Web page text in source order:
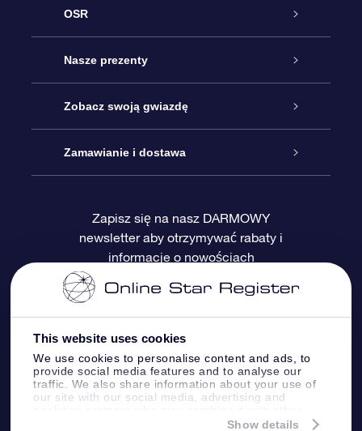
This website uses cookies
We use cookies to personalise content and ads, to
provide social media features and to analyse our
traffic. We also share information about your use of
our site with our social media, advertising and
information that you’ve provided to them or that
Show details
OSR
Obsługa
Kontakt
Blog
Recenzje
Nasze prezenty
Podarunek Gwiazda Online
Pakiet Podarunkowy OSR
Karta podarunkowa OSR
Prezenty firmowe
Zobacz swoją gwiazdę
Rejestr Gwiazd
Sprsonalizowana Strona Gwiazdy
One Million Stars
Gwieździsty Wygaszacz Ekranu OSR
Aplikacja VR „Fly me to the stars”
Zamawianie i dostawa
Metody płatności
Dostawa
Polityka zwrotów
Gwiazdozbiorach
Zapisz się na nasz DARMOWY
newsletter aby otrzymywać rabaty i
informacje o nowościach